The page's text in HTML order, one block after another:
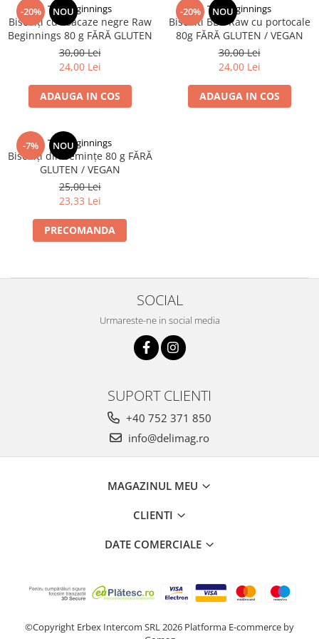
-20% NOU
The Beginnings
Biscuiți cu coacaze negre Raw
Beginnings 80 g FĂRĂ GLUTEN
30,00 Lei
24,00 Lei
ADAUGA IN COS
-20% NOU
The Beginnings
Biscuiti BEG Raw cu portocale
80g FĂRĂ GLUTEN / VEGAN
30,00 Lei
24,00 Lei
ADAUGA IN COS
-7% NOU
The Beginnings
Biscuiți din semințe 80 g FĂRĂ
GLUTEN / VEGAN
25,00 Lei
23,33 Lei
PRECOMANDA
SOCIAL
Urmareste-ne in social media
SUPORT CLIENTI
+40 752 371 850
info@delimag.ro
MAGAZINUL MEU
CLIENTI
DATE COMERCIALE
©Copyright Erbex Intercom SRL 2026 Platforma E-commerce by